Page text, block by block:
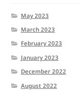
May 2023
March 2023
February 2023
January 2023
December 2022
August 2022